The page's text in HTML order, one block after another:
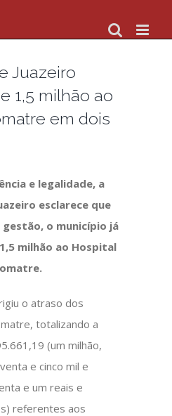
Juazeiro
1,5 milhão ao
em dois
e legalidade, a
esclarece que
o município já
milhão ao Hospital
o atraso dos
totalizando a
(um milhão,
e cinco mil e
e um reais e
referentes aos